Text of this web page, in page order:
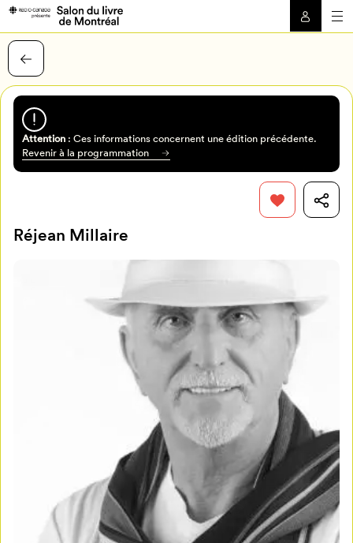
Attention: Ces informations concernent une édition précédente.
Revenir à la programmation
Réjean Millaire